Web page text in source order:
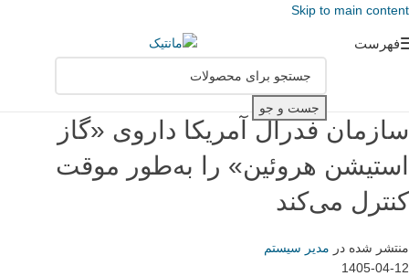
Skip to main content
فهرست
جست و جو
سازمان فدرال آمریکا داروی «گاز
استیشن هروئین» را به‌طور موقت
کنترل می‌کند
منتشر شده در مدیر سیستم
1405-04-12